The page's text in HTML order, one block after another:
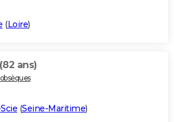
(Loire)
(82 ans)
(Seine-Maritime)